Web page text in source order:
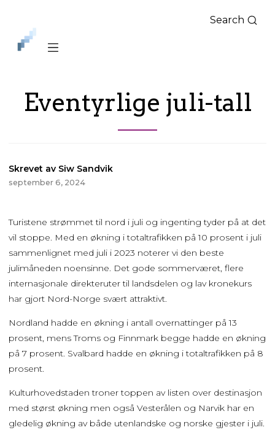
iLag
Nord
Norge
Search
Eventyrlige juli-tall
Skrevet av Siw Sandvik
september 6, 2024
Turistene strømmet til nord i juli og ingenting tyder på at det
vil stoppe. Med en økning i totaltrafikken på 10 prosent i juli
sammenlignet med juli i 2023 noterer vi den beste
julimåneden noensinne. Det gode sommerværet, flere
internasjonale direkteruter til landsdelen og lav kronekurs
har gjort Nord-Norge svært attraktivt.
Nordland hadde en økning i antall overnattinger på 13
prosent, mens Troms og Finnmark begge hadde en økning
på 7 prosent. Svalbard hadde en økning i totaltrafikken på 8
prosent.
Kulturhovedstaden troner toppen av listen over destinasjon
med størst økning men også Vesterålen og Narvik har en
gledelig økning av både utenlandske og norske gjester i juli.